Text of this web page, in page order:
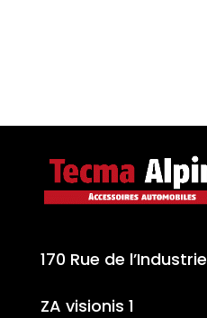
170 Rue de l’Industrie
ZA visionis 1